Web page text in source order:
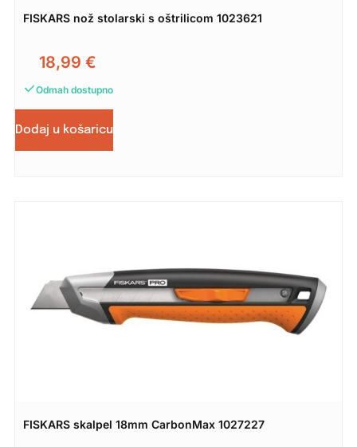
FISKARS nož stolarski s oštrilicom 1023621
18,99 €
Odmah dostupno
Dodaj u košaricu
FISKARS skalpel 18mm CarbonMax 1027227